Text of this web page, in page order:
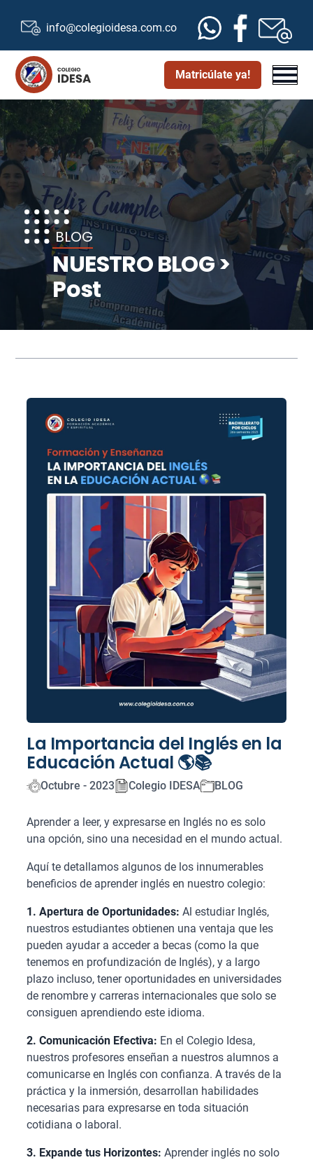
info@colegioidesa.com.co
Matricúlate ya!
BLOG
NUESTRO BLOG >
Post
La Importancia del Inglés en la
Educación Actual 🌎📚
Octubre - 2023 Colegio IDESA BLOG
Aprender a leer, y expresarse en Inglés no es solo
una opción, sino una necesidad en el mundo actual.
Aquí te detallamos algunos de los innumerables
beneficios de aprender inglés en nuestro colegio:
1. Apertura de Oportunidades: Al estudiar Inglés,
nuestros estudiantes obtienen una ventaja que les
pueden ayudar a acceder a becas (como la que
tenemos en profundización de Inglés), y a largo
plazo incluso, tener oportunidades en universidades
de renombre y carreras internacionales que solo se
consiguen aprendiendo este idioma.
2. Comunicación Efectiva: En el Colegio Idesa,
nuestros profesores enseñan a nuestros alumnos a
comunicarse en Inglés con confianza. A través de la
práctica y la inmersión, desarrollan habilidades
necesarias para expresarse en toda situación
cotidiana o laboral.
3. Expande tus Horizontes: Aprender inglés no solo